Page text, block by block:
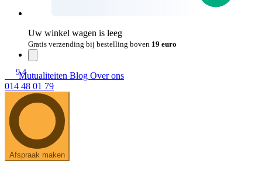
Uw winkel wagen is leeg
Gratis verzending bij bestelling boven 19 euro
9.4
Mutualiteiten Blog Over ons
014 48 01 79
Afspraak maken